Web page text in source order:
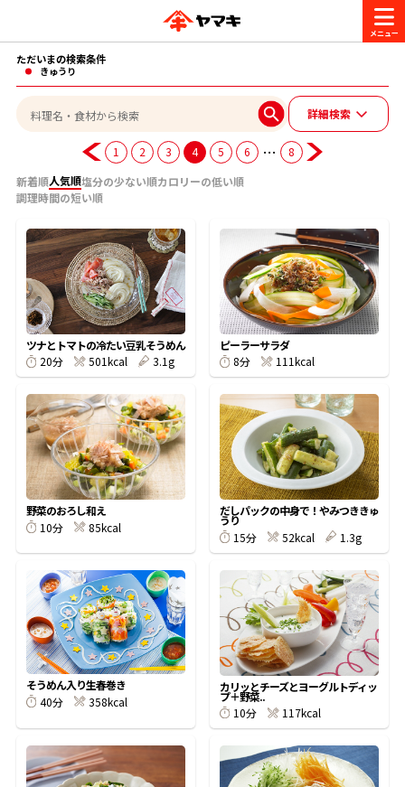
商品情報
ブランド一覧
ヤマキ『めんつゆ』 ヤマキ 割烹白だし
旨さ、別格。だし屋の鍋 韓福善シリーズ
サッと鍋® 楽チン鍋®
レシピ
おいしいレシピを探す
おいしいレシピトップ
主食レシピ
主菜レシピ
汁物レシピ
時短レシピ
おいしいレシピを商品から探す
かつお節レシピ
めんつゆレシピ
割烹白だしレシピ
かつお節・だしを楽しむ
かつお節・だしを知る
だしの取り方
かつお節の削り方
かつお節・だしをもっと知る
ヤマキ かつお節プラス®
かつお節・だしを楽しむ
だしコミュ
CM・キャンペーン
キャンペーン一覧
企業・採用情報
企業情報
- 百年対話
- ヤマキ かつお節プラス®
採用情報
- ジョブリターン制
お問い合わせ
ヤマキお客様相談室
オンラインショップ
コミュニティサイト
Global
ただいまの検索条件
きゅうり
詳細検索
1 2 3 4 5 6 …
8
新着順人気順塩分の少ない順カロリーの低い順
調理時間の短い順
ツナとトマトの冷たい豆乳そうめん
20分
501kcal 3.1g
ピーラーサラダ
8分
111kcal
野菜のおろし和え
10分
85kcal
だしパックの中身で！やみつききゅ
うり
15分
52kcal 1.3g
そうめん入り生春巻き
40分
358kcal
カリッとチーズとヨーグルトディッ
プ＋野菜..
10分
117kcal